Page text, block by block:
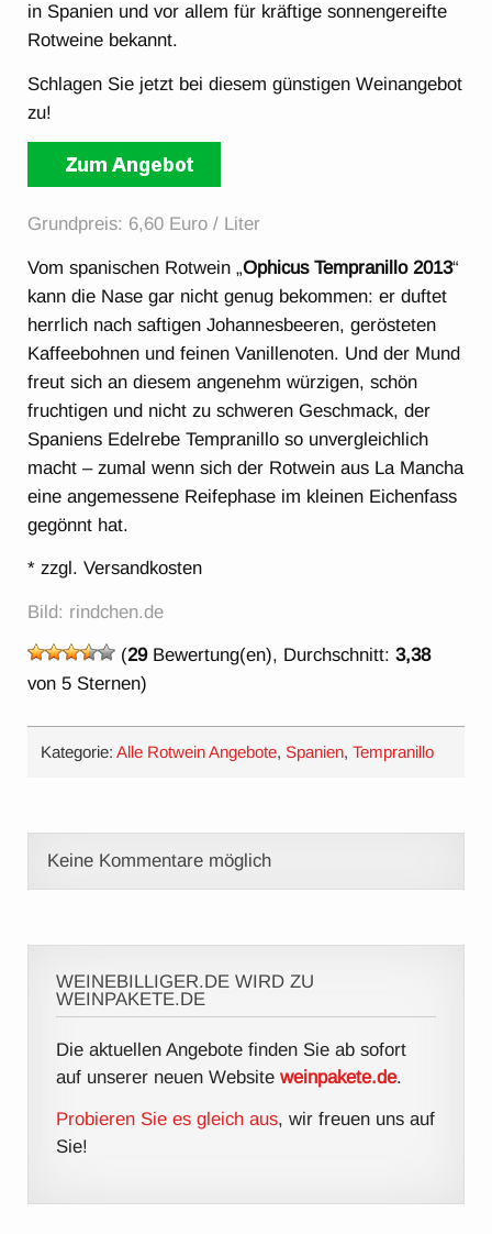
in Spanien und vor allem für kräftige sonnengereifte
Rotweine bekannt.
Schlagen Sie jetzt bei diesem günstigen Weinangebot
zu!
Grundpreis: 6,60 Euro / Liter
Vom spanischen Rotwein „Ophicus Tempranillo 2013“
kann die Nase gar nicht genug bekommen: er duftet
herrlich nach saftigen Johannesbeeren, gerösteten
Kaffeebohnen und feinen Vanillenoten. Und der Mund
freut sich an diesem angenehm würzigen, schön
fruchtigen und nicht zu schweren Geschmack, der
Spaniens Edelrebe Tempranillo so unvergleichlich
macht – zumal wenn sich der Rotwein aus La Mancha
eine angemessene Reifephase im kleinen Eichenfass
gegönnt hat.
* zzgl. Versandkosten
Bild: rindchen.de
(29Bewertung(en), Durchschnitt:3,38
von 5 Sternen)
Kategorie:Alle Rotwein Angebote,Spanien,Tempranillo
Keine Kommentare möglich
WEINEBILLIGER.DE WIRD ZU
WEINPAKETE.DE
Die aktuellen Angebote finden Sie ab sofort
auf unserer neuen Websiteweinpakete.de.
Probieren Sie es gleich aus, wir freuen uns auf
Sie!